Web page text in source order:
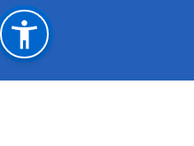
काठमाडौँ